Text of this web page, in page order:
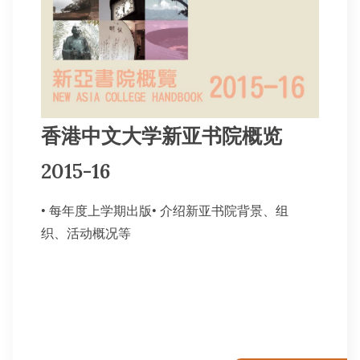
香港中文大学新亚书院概览
2015-16
• 每年度上学期出版• 介绍新亚书院背景、组
织、活动概况等